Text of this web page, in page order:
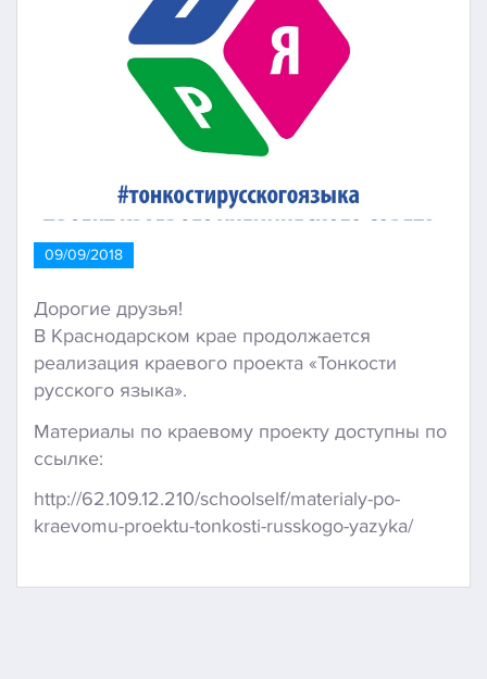
09/09/2018
Дорогие друзья!
В Краснодарском крае продолжается
реализация краевого проекта «Тонкости
русского языка».
Материалы по краевому проекту доступны по
ссылке:
http://62.109.12.210/schoolself/materialy-po-
kraevomu-proektu-tonkosti-russkogo-yazyka/